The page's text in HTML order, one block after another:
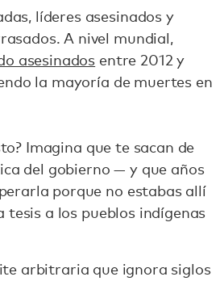
líderes asesinados y
A nivel mundial,
asesinados entre 2012 y
la mayoría de muertes en
Imagina que te sacan de
del gobierno — y que años
porque no estabas allí
tesis a los pueblos indígenas
arbitraria que ignora siglos